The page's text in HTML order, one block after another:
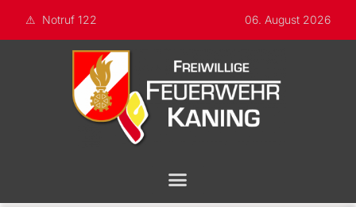
Notruf 122 06. August 2026